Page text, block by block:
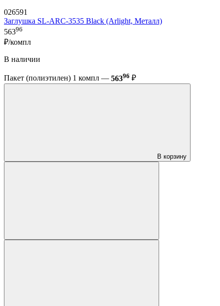
026591
Заглушка SL-ARC-3535 Black (Arlight, Металл)
56396
₽/компл
В наличии
Пакет (полиэтилен) 1 компл — 56396 ₽
В корзину